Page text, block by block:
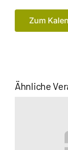
Zum
Ähnliche